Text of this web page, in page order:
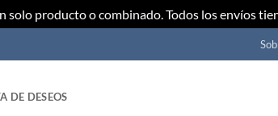
solo producto o combinado. Todos los envíos
DE DESEOS